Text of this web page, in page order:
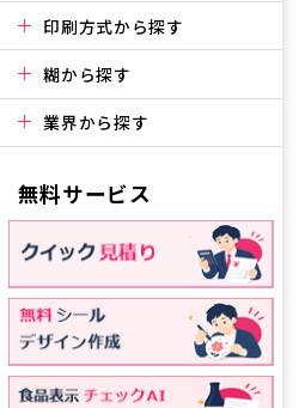
印刷方式から探す
糊から探す
業界から探す
無料サービス